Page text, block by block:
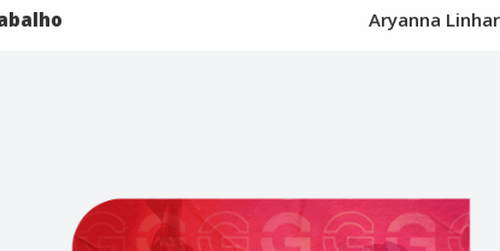
Aryanna